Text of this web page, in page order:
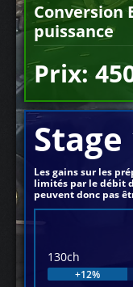
Conversion
puissance
Prix:
Stage
Les gains sur les
limités par le débit
peuvent donc pas
130ch
+12%